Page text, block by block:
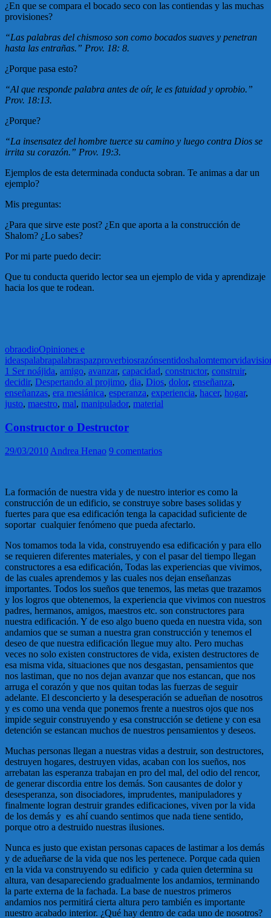
¿En que se compara el bocado seco con las contiendas y las muchas
provisiones?
“Las palabras del chismoso son como bocados suaves y penetran
hasta las entrañas.” Prov. 18: 8.
¿Porque pasa esto?
“Al que responde palabra antes de oír, le es fatuidad y oprobio.”
Prov. 18:13.
¿Porque?
“La insensatez del hombre tuerce su camino y luego contra Dios se
irrita su corazón.” Prov. 19:3.
Ejemplos de esta determinada conducta sobran. Te animas a dar un
ejemplo?
Mis preguntas:
¿Para que sirve este post? ¿En que aporta a la construcción de
Shalom? ¿Lo sabes?
Por mi parte puedo decir:
Que tu conducta querido lector sea un ejemplo de vida y aprendizaje
hacia los que te rodean.
obraodioOpiniones e
ideaspalabrapalabraspazproverbiosrazónsentidoshalomtemorvida
1 Ser noájida, amigo, avanzar, capacidad, constructor, construir,
decidir, Despertando al projimo, dia, Dios, dolor, enseñanza,
enseñanzas, era mesiánica, esperanza, experiencia, hacer, hogar,
justo, maestro, mal, manipulador, material
Constructor o Destructor
29/03/2010 Andrea Henao 9 comentarios
La formación de nuestra vida y de nuestro interior es como la
construcción de un edificio, se construye sobre bases solidas y
fuertes para que esa edificación tenga la capacidad suficiente de
soportar cualquier fenómeno que pueda afectarlo.
Nos tomamos toda la vida, construyendo esa edificación y para ello
se requieren diferentes materiales, y con el pasar del tiempo llegan
constructores a esa edificación, Todas las experiencias que vivimos,
de las cuales aprendemos y las cuales nos dejan enseñanzas
importantes. Todos los sueños que tenemos, las metas que trazamos
y los logros que obtenemos, la experiencia que vivimos con nuestros
padres, hermanos, amigos, maestros etc. son constructores para
nuestra edificación. Y de eso algo bueno queda en nuestra vida, son
andamios que se suman a nuestra gran construcción y tenemos el
deseo de que nuestra edificación llegue muy alto. Pero muchas
veces no solo existen constructores de vida, existen destructores de
esa misma vida, situaciones que nos desgastan, pensamientos que
nos lastiman, que no nos dejan avanzar que nos estancan, que nos
arruga el corazón y que nos quitan todas las fuerzas de seguir
adelante. El desconcierto y la desesperación se adueñan de nosotros
y es como una venda que ponemos frente a nuestros ojos que nos
impide seguir construyendo y esa construcción se detiene y con esa
detención se estancan muchos de nuestros pensamientos y deseos.
Muchas personas llegan a nuestras vidas a destruir, son destructores,
destruyen hogares, destruyen vidas, acaban con los sueños, nos
arrebatan las esperanza trabajan en pro del mal, del odio del rencor,
de generar discordia entre los demás. Son causantes de dolor y
desesperanza, son disociadores, imprudentes, manipuladores y
finalmente logran destruir grandes edificaciones, viven por la vida
de los demás y es ahí cuando sentimos que nada tiene sentido,
porque otro a destruido nuestras ilusiones.
Nunca es justo que existan personas capaces de lastimar a los demás
y de adueñarse de la vida que nos les pertenece. Porque cada quien
en la vida va construyendo su edificio y cada quien determina su
altura, van desapareciendo gradualmente los andamios, terminando
la parte externa de la fachada. La base de nuestros primeros
andamios nos permitirá cierta altura pero también es importante
nuestro acabado interior. ¿Qué hay dentro de cada uno de nosotros?